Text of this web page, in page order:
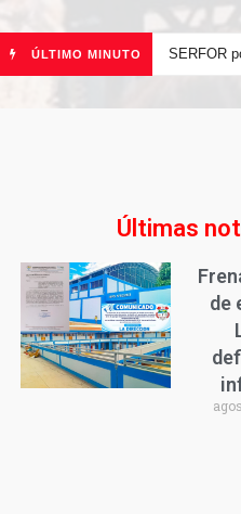
ÚLTIMO MINUTO
Últimas
de